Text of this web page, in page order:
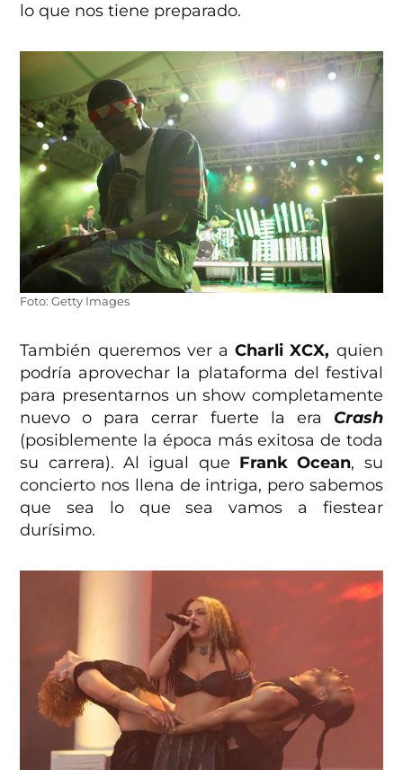
lo que nos tiene preparado.
Foto: Getty Images
También queremos ver aCharli XCX, quien
podría aprovechar la plataforma del festival
para presentarnos un show completamente
nuevo o para cerrar fuerte la era Crash
(posiblemente la época más exitosa de toda
su carrera). Al igual que Frank Ocean, su
concierto nos llena de intriga, pero sabemos
que sea lo que sea vamos a fiestear
durísimo.